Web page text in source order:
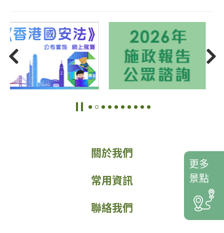
關於我們
常用資訊
聯絡我們
更多
景點